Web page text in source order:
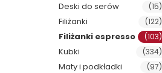
Deski do serów (15)
Filiżanki (122)
Filiżanki espresso (103)
Kubki (334)
Maty i podkładki (97)